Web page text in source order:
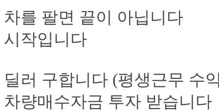
차를 팔면 끝이 아닙니다
시작입니다
딜러 구합니다 (평생근무 수
차량매수자금 투자 받습니다